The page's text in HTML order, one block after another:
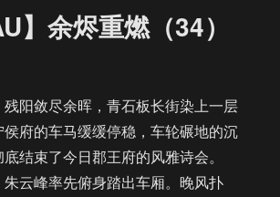
】余烬重燃（34）
阳敛尽余晖，青石板长街染上一层
府的车马缓缓停稳，车轮碾地的沉
结束了今日郡王府的风雅诗会。
云峰率先俯身踏出车厢。晚风扑